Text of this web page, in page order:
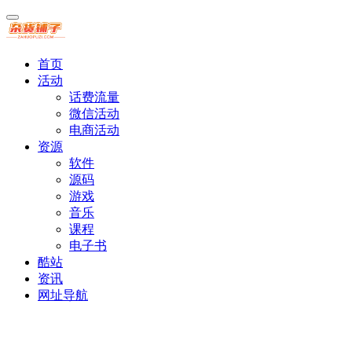
首页
活动
话费流量
微信活动
电商活动
资源
软件
源码
游戏
音乐
课程
电子书
酷站
资讯
网址导航